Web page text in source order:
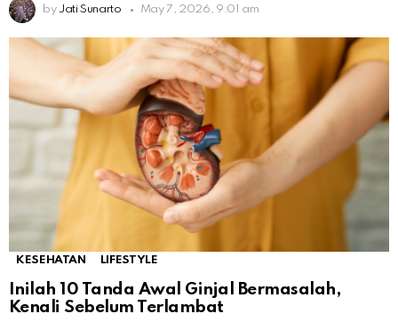
by Jati Sunarto May 7, 2026, 9:01 am
KESEHATAN LIFESTYLE
Inilah 10 Tanda Awal Ginjal Bermasalah,
Kenali Sebelum Terlambat